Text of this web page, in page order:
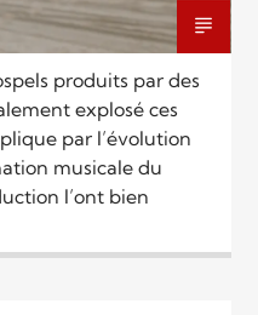
produits par des
explosé ces
par l’évolution
musicale du
l’ont bien